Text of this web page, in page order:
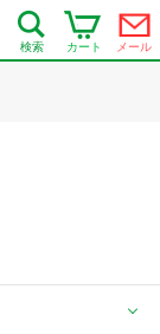
検索 カート メール